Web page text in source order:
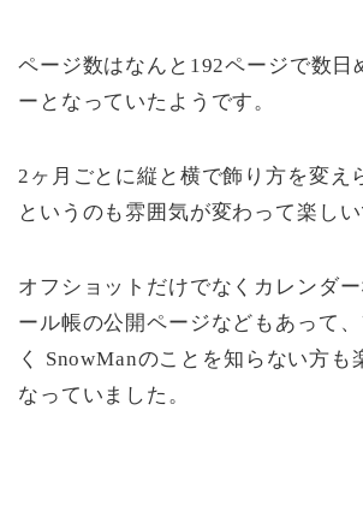
ページ数はなんと192ページで数日
ーとなっていたようです。
2ヶ月ごとに縦と横で飾り方を変え
というのも雰囲気が変わって楽しい
オフショットだけでなくカレンダ
ール帳の公開ページなどもあって
く SnowManのことを知らない方も
なっていました。